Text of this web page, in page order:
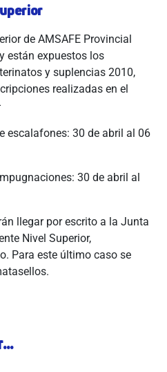
de AMSAFE Provincial
están expuestos los
y suplencias 2010,
realizadas en el
escalafones: 30 de abril al 06
30 de abril al
llegar por escrito a la Junta
Nivel Superior,
Para este último caso se